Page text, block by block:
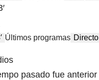
Últimos programas Directo
pasado fue anterior